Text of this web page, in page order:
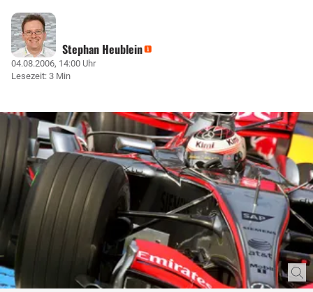
Stephan Heublein
04.08.2006, 14:00 Uhr
Lesezeit: 3 Min